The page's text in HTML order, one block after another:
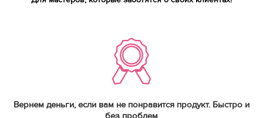
Вернем деньги, если вам не понравится продукт. Быстро и